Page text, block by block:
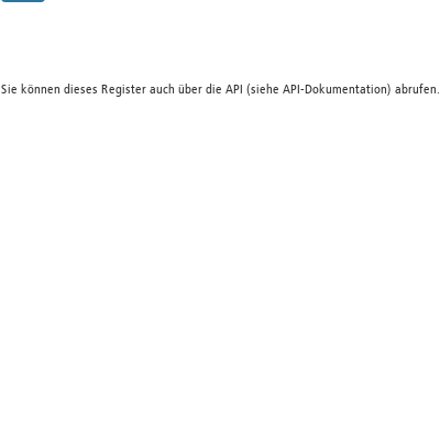
Sie können dieses Register auch über die API (siehe API-Dokumentation) abrufen.